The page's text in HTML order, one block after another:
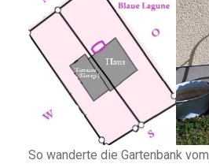
So wanderte die Gartenbank vom